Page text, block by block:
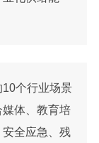
个行业场景
体、教育培
全应急、残